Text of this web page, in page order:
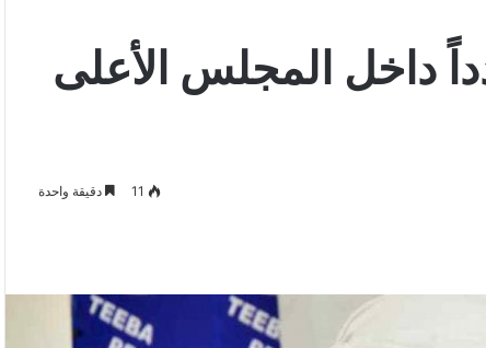
داخل المجلس الأعلى
11 دقيقة واحدة